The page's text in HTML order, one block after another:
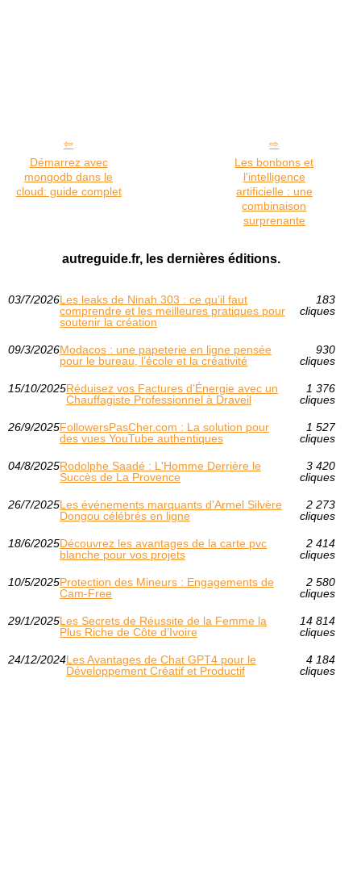
Démarrez avec
mongodb dans le
cloud: guide complet
Les bonbons et
l'intelligence
artificielle : une
combinaison
surprenante
autreguide.fr, les dernières éditions.
03/7/2026Les leaks de Ninah 303 : ce qu’il faut
comprendre et les meilleures pratiques pour
soutenir la création
183
cliques
09/3/2026Modacos : une papeterie en ligne pensée
pour le bureau, l’école et la créativité
930
cliques
15/10/2025Réduisez vos Factures d'Énergie avec un
Chauffagiste Professionnel à Draveil
1 376
cliques
26/9/2025FollowersPasCher.com : La solution pour
des vues YouTube authentiques
1 527
cliques
04/8/2025Rodolphe Saadé : L'Homme Derrière le
Succès de La Provence
3 420
cliques
26/7/2025Les événements marquants d'Armel Silvère
Dongou célébrés en ligne
2 273
cliques
18/6/2025Découvrez les avantages de la carte pvc
blanche pour vos projets
2 414
cliques
10/5/2025Protection des Mineurs : Engagements de
Cam-Free
2 580
cliques
29/1/2025Les Secrets de Réussite de la Femme la
Plus Riche de Côte d’Ivoire
14 814
cliques
24/12/2024Les Avantages de Chat GPT4 pour le
Développement Créatif et Productif
4 184
cliques